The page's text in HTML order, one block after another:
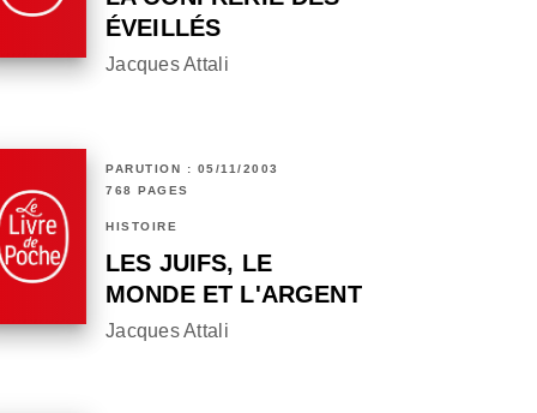
ÉVEILLÉS
Jacques Attali
PARUTION : 05/11/2003
768 PAGES
HISTOIRE
LES JUIFS, LE
MONDE ET L'ARGENT
Jacques Attali